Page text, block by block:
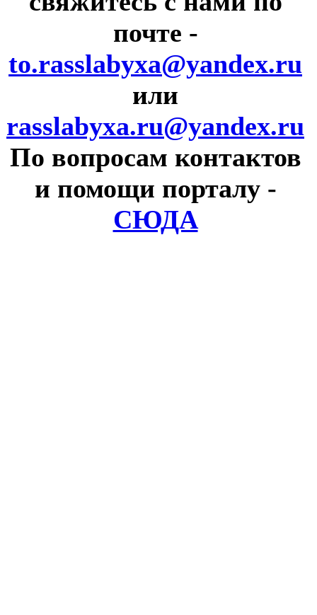
почте -
to.rasslabyxa@yandex.ru
или
rasslabyxa.ru@yandex.ru
По вопросам контактов
и помощи порталу -
СЮДА